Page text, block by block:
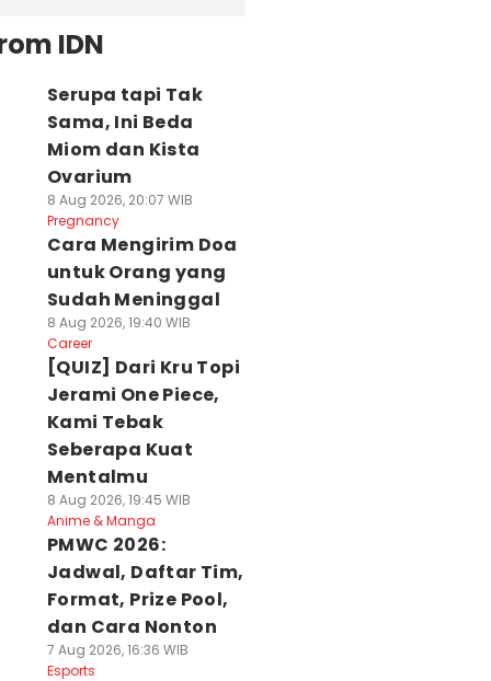
IDN
Serupa tapi Tak
Sama, Ini Beda
Miom dan Kista
Ovarium
8 Aug 2026, 20:07 WIB
Pregnancy
Cara Mengirim Doa
untuk Orang yang
Sudah Meninggal
8 Aug 2026, 19:40 WIB
Career
[QUIZ] Dari Kru Topi
Jerami One Piece,
Kami Tebak
Seberapa Kuat
Mentalmu
8 Aug 2026, 19:45 WIB
Anime & Manga
PMWC 2026:
Jadwal, Daftar Tim,
Format, Prize Pool,
dan Cara Nonton
7 Aug 2026, 16:36 WIB
Esports